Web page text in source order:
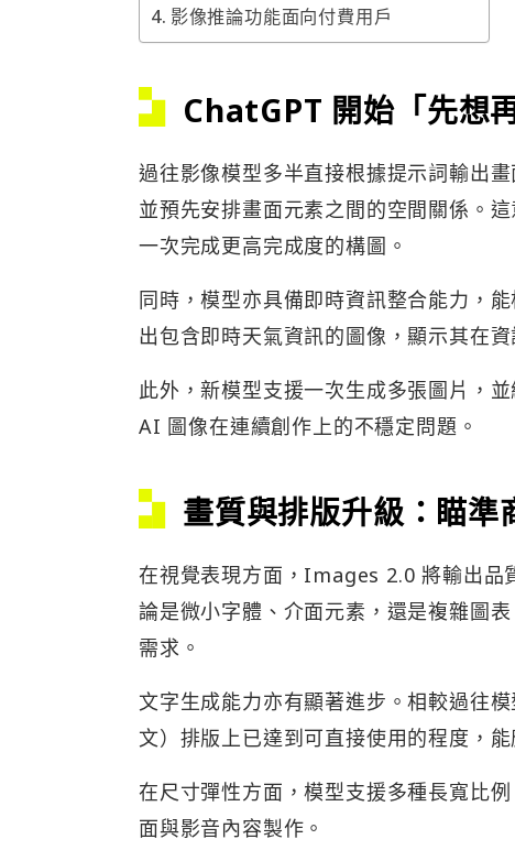
影像推論功能面向付費用戶
ChatGPT 開始「先想
過往影像模型多半直接根據提示詞輸出
並預先安排畫面元素之間的空間關係。
一次完成更高完成度的構圖。
同時，模型亦具備即時資訊整合能力，
出包含即時天氣資訊的圖像，顯示其在
此外，新模型支援一次生成多張圖片，
AI 圖像在連續創作上的不穩定問題。
畫質與排版升級：瞄準
在視覺表現方面，Images 2.0 將輸出品
論是微小字體、介面元素，還是複雜圖
需求。
文字生成能力亦有顯著進步。相較過往
文）排版上已達到可直接使用的程度，
在尺寸彈性方面，模型支援多種長寬比
面與影音內容製作。